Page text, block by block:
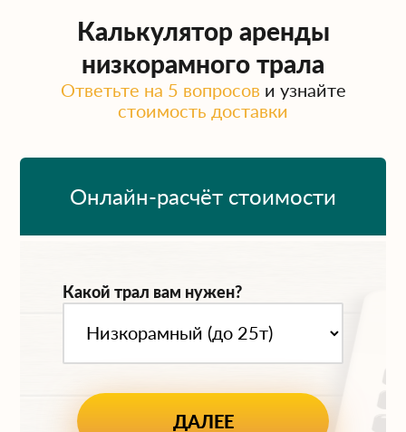
Калькулятор аренды
низкорамного трала
Ответьте на 5 вопросов и узнайте
стоимость доставки
Онлайн-расчёт стоимости
Какой трал вам нужен?